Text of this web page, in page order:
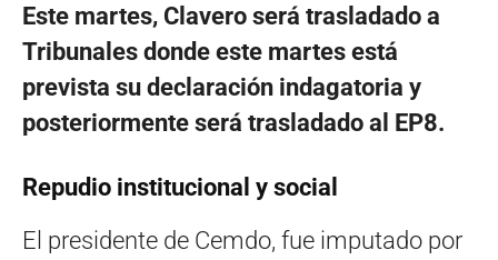
Este martes, Clavero será trasladado a
Tribunales donde este martes está
prevista su declaración indagatoria y
posteriormente será trasladado al EP8.
Repudio institucional y social
El presidente de Cemdo, fue imputado por